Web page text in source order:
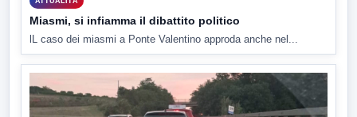
Miasmi, si infiamma il dibattito politico
lL caso dei miasmi a Ponte Valentino approda anche nel...